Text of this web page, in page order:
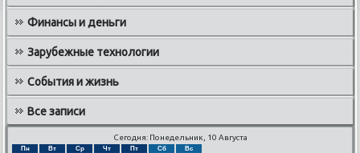
Финансы и деньги
Зарубежные технологии
События и жизнь
Все записи
Сегодня: Понедельник, 10 Августа
Пн Вт Ср Чт Пт Сб Вс